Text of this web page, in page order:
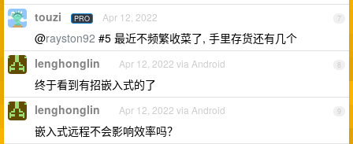
7
touzi PRO Apr 12, 2022
@rayston92 #5 最近不频繁收菜了, 手里存货还有几个
8
lenghonglin Apr 12, 2022 via Android
终于看到有招嵌入式的了
9
lenghonglin Apr 12, 2022 via Android
嵌入式远程不会影响效率吗？